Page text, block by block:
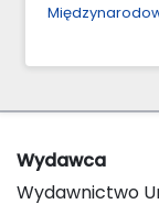
Wydawca
Wydawnictwo